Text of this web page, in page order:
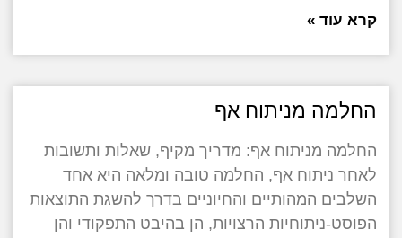
קרא עוד »
החלמה מניתוח אף
החלמה מניתוח אף: מדריך מקיף, שאלות ותשובות
לאחר ניתוח אף, החלמה טובה ומלאה היא אחד
השלבים המהותיים והחיוניים בדרך להשגת התוצאות
הפוסט-ניתוחיות הרצויות, הן בהיבט התפקודי והן